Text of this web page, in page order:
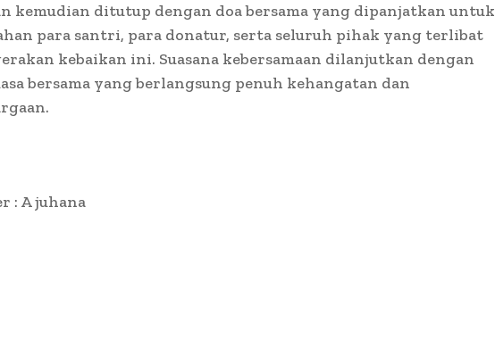
kemudian ditutup dengan doa bersama yang dipanjatkan untuk
para santri, para donatur, serta seluruh pihak yang terlibat
kebaikan ini. Suasana kebersamaan dilanjutkan dengan
bersama yang berlangsung penuh kehangatan dan
: A juhana